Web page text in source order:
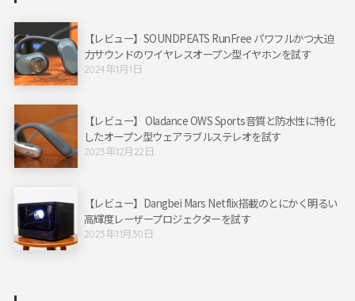
【レビュー】SOUNDPEATS RunFree パワフルかつ大迫
力サウンドのワイヤレスオープン型イヤホンを試す
2024年1月1日
【レビュー】 Oladance OWS Sports音質と防水性に特化
したオープン型ウェアラブルステレオを試す
2023年12月22日
【レビュー】Dangbei Mars Netflix搭載のとにかく明るい
高輝度レーザープロジェクターを試す
2023年11月30日